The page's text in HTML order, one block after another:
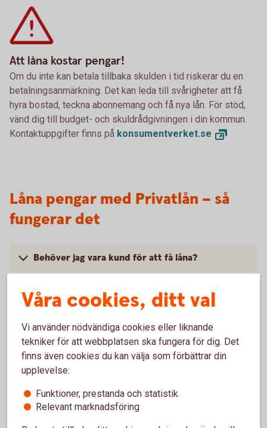
Att låna kostar pengar!
Om du inte kan betala tillbaka skulden i tid riskerar du en
betalningsanmärkning. Det kan leda till svårigheter att få
hyra bostad, teckna abonnemang och få nya lån. För stöd,
vänd dig till budget- och skuldrådgivningen i din kommun.
Kontaktuppgifter finns på konsumentverket.se
Låna pengar med Privatlån – så
fungerar det
Behöver jag vara kund för att få låna?
Vad krävs för att jag ska få låna pengar?
Vad får jag för ränta på lånet?
När får jag mina pengar?
Kan jag höja mitt befintliga lån?
Våra cookies, ditt val
Vi använder nödvändiga cookies eller liknande
tekniker för att webbplatsen ska fungera för dig. Det
finns även cookies du kan välja som förbättrar din
upplevelse:
Funktioner, prestanda och statistik
Relevant marknadsföring